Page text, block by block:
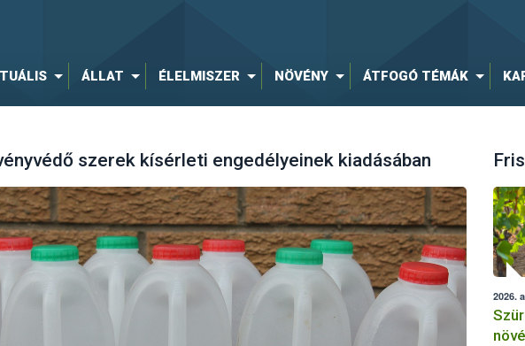
ÁLLAT ÉLELMISZER NÖVÉNY ÁTFOGÓ TÉMÁK
szerek kísérleti engedélyeinek kiadásában
2026.